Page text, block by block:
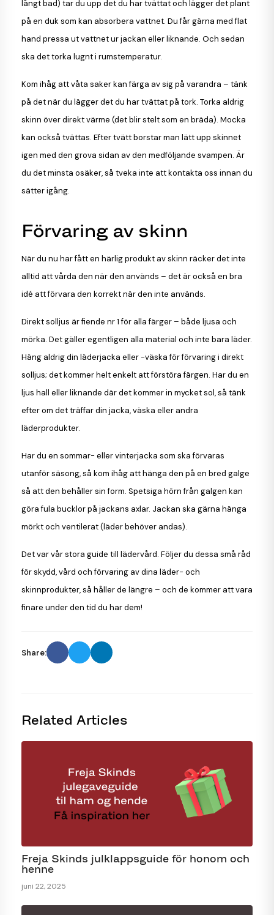
långt bad) tar du upp det du har tvättat och lägger det plant
på en duk som kan absorbera vattnet. Du får gärna med flat
hand pressa ut vattnet ur jackan eller liknande. Och sedan
ska det torka lugnt i rumstemperatur.
Kom ihåg att våta saker kan färga av sig på varandra – tänk
på det när du lägger det du har tvättat på tork. Torka aldrig
skinn över direkt värme (det blir stelt som en bräda). Mocka
kan också tvättas. Efter tvätt borstar man lätt upp skinnet
igen med den grova sidan av den medföljande svampen. Är
du det minsta osäker, så tveka inte att kontakta oss innan du
sätter igång.
Förvaring av skinn
När du nu har fått en härlig produkt av skinn räcker det inte
alltid att vårda den när den används – det är också en bra
idé att förvara den korrekt när den inte används.
Direkt solljus är fiende nr 1 för alla färger – både ljusa och
mörka. Det gäller egentligen alla material och inte bara läder.
Häng aldrig din läderjacka eller -väska för förvaring i direkt
solljus; det kommer helt enkelt att förstöra färgen. Har du en
ljus hall eller liknande där det kommer in mycket sol, så tänk
efter om det träffar din jacka, väska eller andra
läderprodukter.
Har du en sommar- eller vinterjacka som ska förvaras
utanför säsong, så kom ihåg att hänga den på en bred galge
så att den behåller sin form. Spetsiga hörn från galgen kan
göra fula bucklor på jackans axlar. Jackan ska gärna hänga
mörkt och ventilerat (läder behöver andas).
Det var vår stora guide till lädervård. Följer du dessa små råd
för skydd, vård och förvaring av dina läder- och
skinnprodukter, så håller de längre – och de kommer att vara
finare under den tid du har dem!
Share:
Related Articles
Freja Skinds julklappsguide för honom och
henne
juni 22, 2025